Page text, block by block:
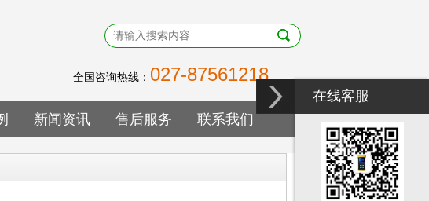
在线客服
专业厂家 全国咨询热线 ： 027-87561218
新闻资讯 售后服务 联系我们